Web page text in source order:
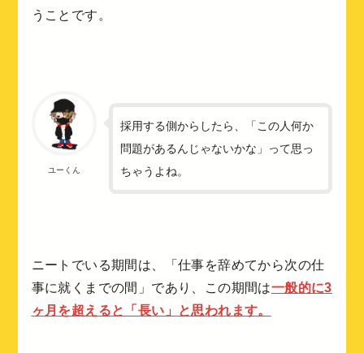
うことです。
ユーくん
採用する側からしたら、「この人何か
問題があるんじゃないかな」って思っ
ちゃうよね。
ニートでいる期間は、「仕事を辞めてから次の仕
事に就くまでの間」であり、この期間は一般的に3
ヶ月 を超えると「長い」と思われます。